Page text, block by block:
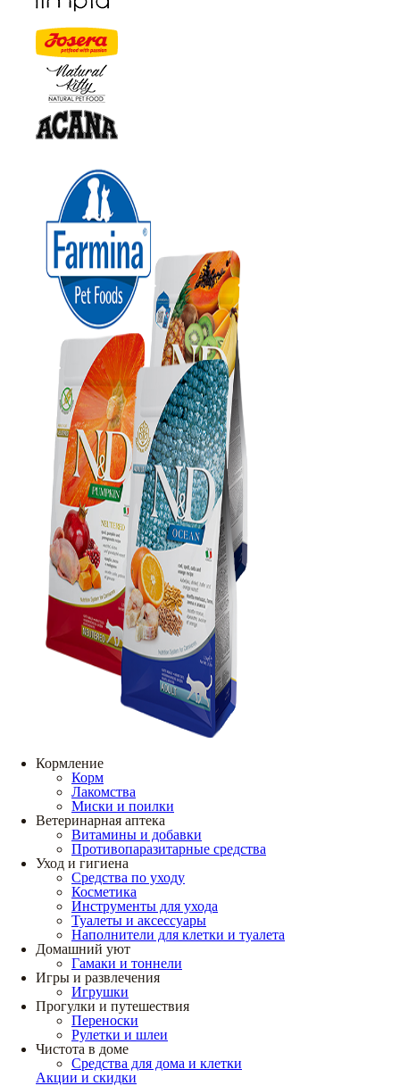
Кормление
Корм
Лакомства
Миски и поилки
Ветеринарная аптека
Витамины и добавки
Противопаразитарные средства
Уход и гигиена
Средства по уходу
Косметика
Инструменты для ухода
Туалеты и аксессуары
Наполнители для клетки и туалета
Домашний уют
Гамаки и тоннели
Игры и развлечения
Игрушки
Прогулки и путешествия
Переноски
Рулетки и шлеи
Чистота в доме
Средства для дома и клетки
Акции и скидки